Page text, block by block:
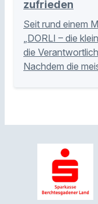
zufrieden
Seit rund einem
„DORLI – die
die
Nachdem die